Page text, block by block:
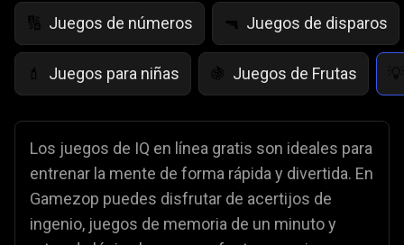
🔢 Juegos de números 🔫 Juegos de disparos
💄 Juegos para niñas 🍇 Juegos de Frutas 💡
Los juegos de IQ en línea gratis son ideales para
entrenar la mente de forma rápida y divertida. En
Gamezop puedes disfrutar de acertijos de
ingenio, juegos de memoria de un minuto y